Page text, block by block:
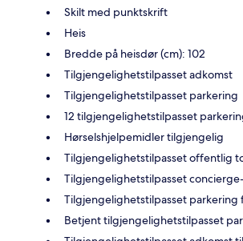
Skilt med punktskrift
Heis
Bredde på heisdør (cm): 102
Tilgjengelighetstilpasset adkomst
Tilgjengelighetstilpasset parkering
12 tilgjengelighetstilpasset
Hørselshjelpemidler tilgjengelig
Tilgjengelighetstilpasset offentlig
Tilgjengelighetstilpasset
Tilgjengelighetstilpasset parkering
Betjent tilgjengelighetstilpasset